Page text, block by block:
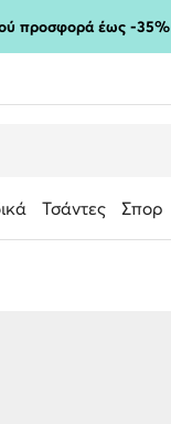
προσφορά έως -35%
Τσάντες Σπορ